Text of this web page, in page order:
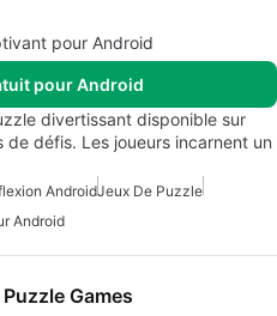
pour Android
pour Android
divertissant disponible sur
défis. Les joueurs incarnent un
AndroidJeux De Puzzle
Android
Games